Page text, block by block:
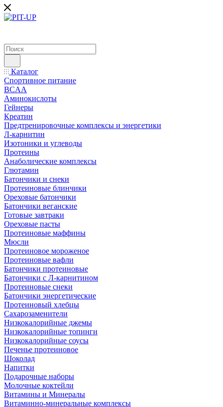
Каталог
Спортивное питание
BCAA
Аминокислоты
Гейнеры
Креатин
Предтренировочные комплексы и энергетики
Л-карнитин
Изотоники и углеводы
Протеины
Анаболические комплексы
Глютамин
Батончики и снеки
Протеиновые блинчики
Ореховые батончики
Батончики веганские
Готовые завтраки
Ореховые пасты
Протеиновые маффины
Мюсли
Протеиновое мороженое
Протеиновые вафли
Батончики протеиновые
Батончики с Л-карнитином
Протеиновые снеки
Батончики энергетические
Протеиновый хлебцы
Сахарозаменители
Низкокалорийные джемы
Низкокалорийные топинги
Низкокалорийные соусы
Печенье протеиновое
Шоколад
Напитки
Подарочные наборы
Молочные коктейли
Витамины и Минералы
Витаминно-минеральные комплексы